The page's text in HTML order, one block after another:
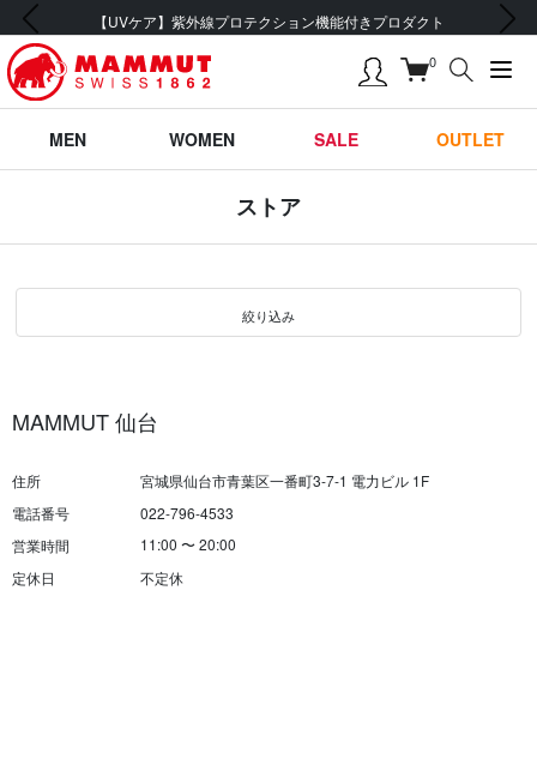
【UVケア】紫外線プロテクション機能付きプロダクト
前の画像 次の画像
0
MEN WOMEN SALE OUTLET
ストア
絞り込み
MAMMUT 仙台
住所
宮城県仙台市青葉区一番町3-7-1 電力ビル 1F
電話番号
022-796-4533
営業時間
11:00 〜20:00
定休日
不定休